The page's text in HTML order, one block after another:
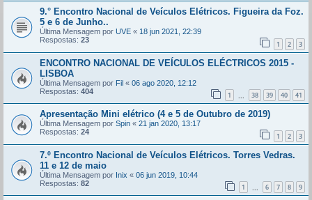
9.° Encontro Nacional de Veículos Elétricos. Figueira da Foz.
5 e 6 de Junho..
Última Mensagem por UVE « 18 jun 2021, 22:39
Respostas: 23 1 2 3
ENCONTRO NACIONAL DE VEÍCULOS ELÉCTRICOS 2015 -
LISBOA
Última Mensagem por Fil « 06 ago 2020, 12:12
Respostas: 404 1 38 39 40 41
Apresentação Mini elétrico (4 e 5 de Outubro de 2019)
Última Mensagem por Spin « 21 jan 2020, 13:17
Respostas: 24 1 2 3
7.º Encontro Nacional de Veículos Elétricos. Torres Vedras.
11 e 12 de maio
Última Mensagem por Inix « 06 jun 2019, 10:44
Respostas: 82 1 6 7 8 9